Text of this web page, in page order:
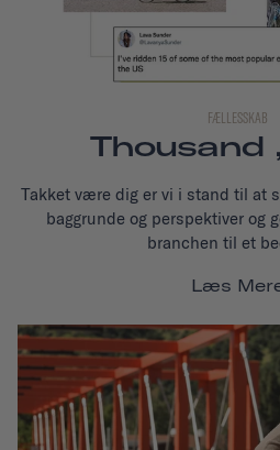
FÆLLESSKAB
Thousand
Takket være dig er vi i stand til at
baggrunde og perspektiver og
branchen til et
Læs